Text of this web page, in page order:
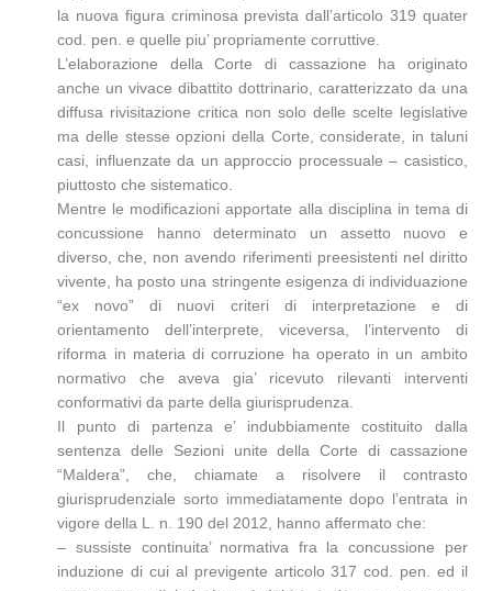
la nuova figura criminosa prevista dall’articolo 319 quater
cod. pen. e quelle piu’ propriamente corruttive.
L’elaborazione della Corte di cassazione ha originato
anche un vivace dibattito dottrinario, caratterizzato da una
diffusa rivisitazione critica non solo delle scelte legislative
ma delle stesse opzioni della Corte, considerate, in taluni
casi, influenzate da un approccio processuale – casistico,
piuttosto che sistematico.
Mentre le modificazioni apportate alla disciplina in tema di
concussione hanno determinato un assetto nuovo e
diverso, che, non avendo riferimenti preesistenti nel diritto
vivente, ha posto una stringente esigenza di individuazione
“ex novo” di nuovi criteri di interpretazione e di
orientamento dell’interprete, viceversa, l’intervento di
riforma in materia di corruzione ha operato in un ambito
normativo che aveva gia’ ricevuto rilevanti interventi
conformativi da parte della giurisprudenza.
Il punto di partenza e’ indubbiamente costituito dalla
sentenza delle Sezioni unite della Corte di cassazione
“Maldera”, che, chiamate a risolvere il contrasto
giurisprudenziale sorto immediatamente dopo l’entrata in
vigore della L. n. 190 del 2012, hanno affermato che:
– sussiste continuita’ normativa fra la concussione per
induzione di cui al previgente articolo 317 cod. pen. ed il